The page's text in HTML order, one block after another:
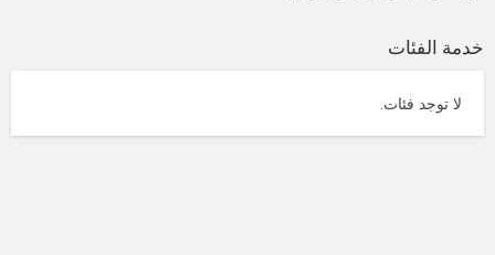
خدمة الفئات
لا توجد فئات.